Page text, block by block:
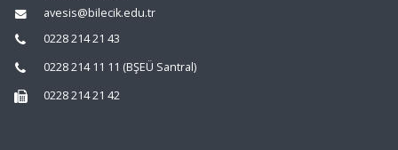
avesis@bilecik.edu.tr
0228 214 21 43
0228 214 11 11 (BŞEÜ Santral)
0228 214 21 42